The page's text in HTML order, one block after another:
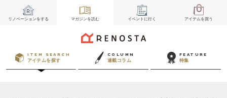
リノベーションをする マガジンを読む イベント に行く アイテムを買う
ITEM SEARCH
アイテムを探す
COLUMN
連載コラム
FEATURE
特集